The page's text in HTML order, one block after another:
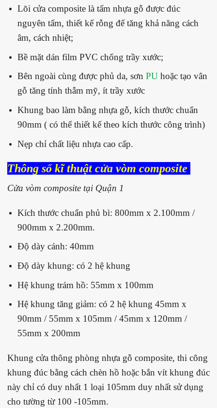
Lõi cửa composite là tấm nhựa gỗ được đúc
nguyên tấm, thiết kế rỗng để tăng khả năng cách
âm, cách nhiệt;
Bề mặt dán film PVC chống trầy xước;
Bên ngoài cùng được phủ da, sơn PUhoặc tạo vân
gỗ tăng tính thẫm mỹ, ít trầy xước
Khung bao làm bằng nhựa gỗ, kích thước chuẩn
90mm ( có thể thiết kế theo kích thước công trình)
Nẹp chỉ chất liệu nhựa cao cấp.
Thông số kĩ thuật cửa vòm composite
Cửa vòm composite tại Quận 1
Kích thước chuẩn phủ bì: 800mm x 2.100mm /
900mm x 2.200mm.
Độ dày cánh: 40mm
Độ dày khung: có 2 hệ khung
Hệ khung trám hồ: 55mm x 100mm
Hệ khung tăng giảm: có 2 hệ khung 45mm x
90mm / 55mm x 105mm / 45mm x 120mm /
55mm x 200mm
Khung cửa thông phòng nhựa gỗ composite, thi công
khung đúc bằng cách chèn hồ hoặc bắn vít khung đúc
này chỉ có duy nhất 1 loại 105mm duy nhất sử dụng
cho tường từ 100 -105mm.